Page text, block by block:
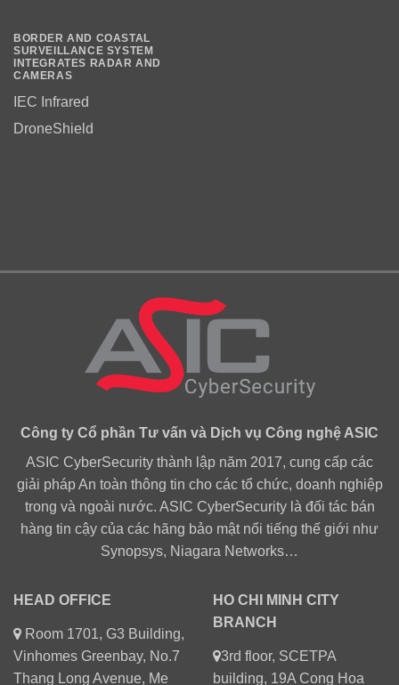
BORDER AND COASTAL
SURVEILLANCE SYSTEM
INTEGRATES RADAR AND
CAMERAS
IEC Infrared
DroneShield
Công ty Cổ phần Tư vấn và Dịch vụ Công nghệ ASIC
ASIC CyberSecurity thành lập năm 2017, cung cấp các
giải pháp An toàn thông tin cho các tổ chức, doanh nghiệp
trong và ngoài nước. ASIC CyberSecurity là đối tác bán
hàng tin cậy của các hãng bảo mật nổi tiếng thế giới như
Synopsys, Niagara Networks…
HEAD OFFICE
Room 1701, G3 Building,
Vinhomes Greenbay, No.7
Thang Long Avenue, Me
HO CHI MINH CITY
BRANCH
3rd floor, SCETPA
building, 19A Cong Hoa